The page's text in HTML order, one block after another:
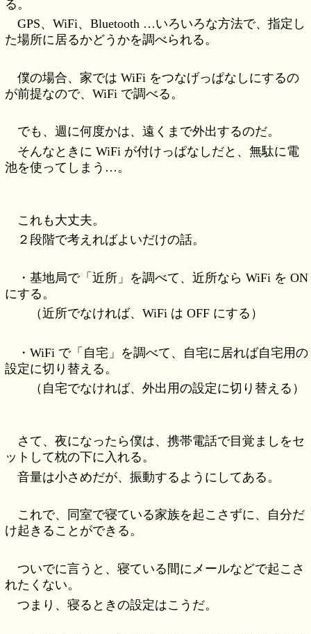
る。
GPS、WiFi、Bluetooth …いろいろな方法で、指定し
た場所に居るかどうかを調べられる。
僕の場合、家では WiFi をつなげっぱなしにするの
が前提なので、WiFi で調べる。
でも、週に何度かは、遠くまで外出するのだ。
そんなときに WiFi が付けっぱなしだと、無駄に電
池を使ってしまう…。
これも大丈夫。
２段階で考えればよいだけの話。
・基地局で「近所」を調べて、近所なら WiFi を ON
にする。
（近所でなければ、WiFi は OFF にする）
・WiFi で「自宅」を調べて、自宅に居れば自宅用の
設定に切り替える。
（自宅でなければ、外出用の設定に切り替える）
さて、夜になったら僕は、携帯電話で目覚ましをセ
ットして枕の下に入れる。
音量は小さめだが、振動するようにしてある。
これで、同室で寝ている家族を起こさずに、自分だ
け起きることができる。
ついでに言うと、寝ている間にメールなどで起こさ
れたくない。
つまり、寝るときの設定はこうだ。